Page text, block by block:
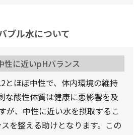
ブル水について
性に近いpHバランス
とほぼ中性で、体内環境の維持
な酸性体質は健康に悪影響を及
が、中性に近い水を摂取するこ
を整える助けとなります。この